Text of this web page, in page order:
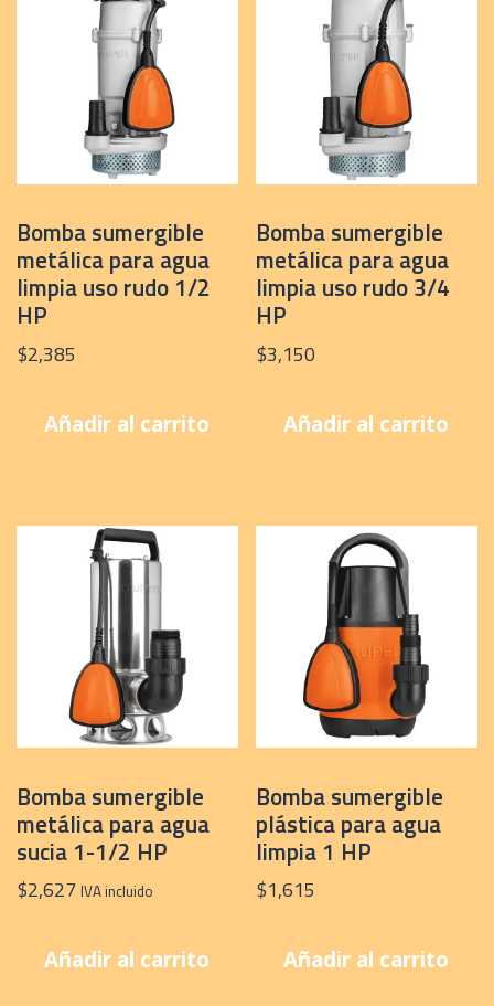
Bomba sumergible
metálica para agua
limpia uso rudo 1/2
HP
$2,385
Añadir al carrito
Bomba sumergible
metálica para agua
limpia uso rudo 3/4
HP
$3,150
Añadir al carrito
Bomba sumergible
metálica para agua
sucia 1-1/2 HP
$2,627 IVA incluido
Añadir al carrito
Bomba sumergible
plástica para agua
limpia 1 HP
$1,615
Añadir al carrito